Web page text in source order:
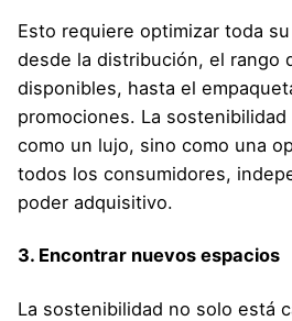
Esto requiere optimizar toda
desde la distribución, el rango
disponibles, hasta el
promociones. La
como un lujo, sino como una
todos los consumidores,
poder adquisitivo.
3. Encontrar nuevos espacios
La sostenibilidad no solo está